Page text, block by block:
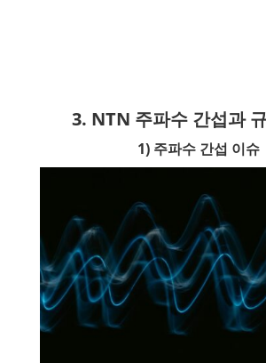
3. NTN 주파수 간섭과
1) 주파수 간섭 이슈